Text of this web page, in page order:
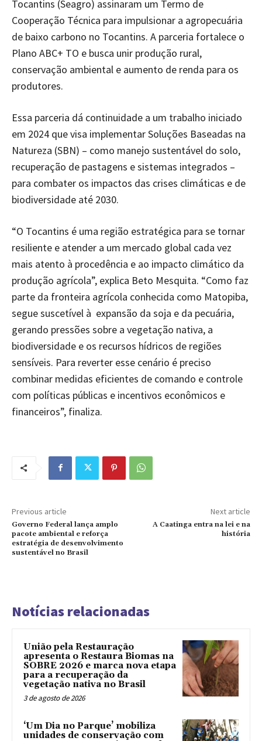
Tocantins (Seagro) assinaram um Termo de
Cooperação Técnica para impulsionar a agropecuária
de baixo carbono no Tocantins. A parceria fortalece o
Plano ABC+ TO e busca unir produção rural,
conservação ambiental e aumento de renda para os
produtores.
Essa parceria dá continuidade a um trabalho iniciado
em 2024 que visa implementar Soluções Baseadas na
Natureza (SBN) – como manejo sustentável do solo,
recuperação de pastagens e sistemas integrados –
para combater os impactos das crises climáticas e de
biodiversidade até 2030.
“O Tocantins é uma região estratégica para se tornar
resiliente e atender a um mercado global cada vez
mais atento à procedência e ao impacto climático da
produção agrícola”, explica Beto Mesquita. “Como faz
parte da fronteira agrícola conhecida como Matopiba,
segue suscetível à expansão da soja e da pecuária,
gerando pressões sobre a vegetação nativa, a
biodiversidade e os recursos hídricos de regiões
sensíveis. Para reverter esse cenário é preciso
combinar medidas eficientes de comando e controle
com políticas públicas e incentivos econômicos e
financeiros”, finaliza.
Previous article
Governo Federal lança amplo
pacote ambiental e reforça
estratégia de desenvolvimento
sustentável no Brasil
Next article
A Caatinga entra na lei e na
história
Notícias relacionadas
União pela Restauração
apresenta o Restaura Biomas na
SOBRE 2026 e marca nova etapa
para a recuperação da
vegetação nativa no Brasil
3 de agosto de 2026
‘Um Dia no Parque’ mobiliza
unidades de conservação com